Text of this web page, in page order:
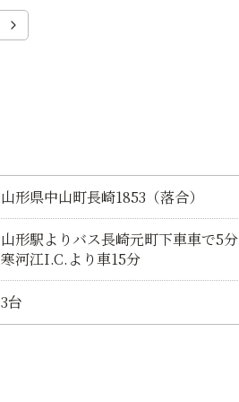
山形県中山町長崎1853（落合）
山形駅よりバス長崎元町下車車で5分
寒河江I.C.より車15分
3台